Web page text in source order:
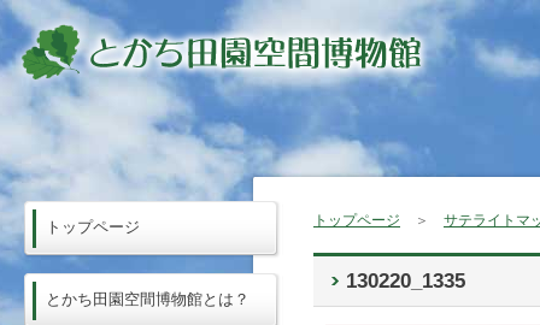
トップページ ＞ サテライトマ
130220_1335
トップページ
とかち田園空間博物館とは？